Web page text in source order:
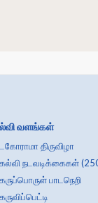
வளங்கள்
டகோராமா திருவிழா
கல்வி நடவடிக்கைகள்
கருப்பொருள் பாடநெறி
கருவிப்பெட்டி